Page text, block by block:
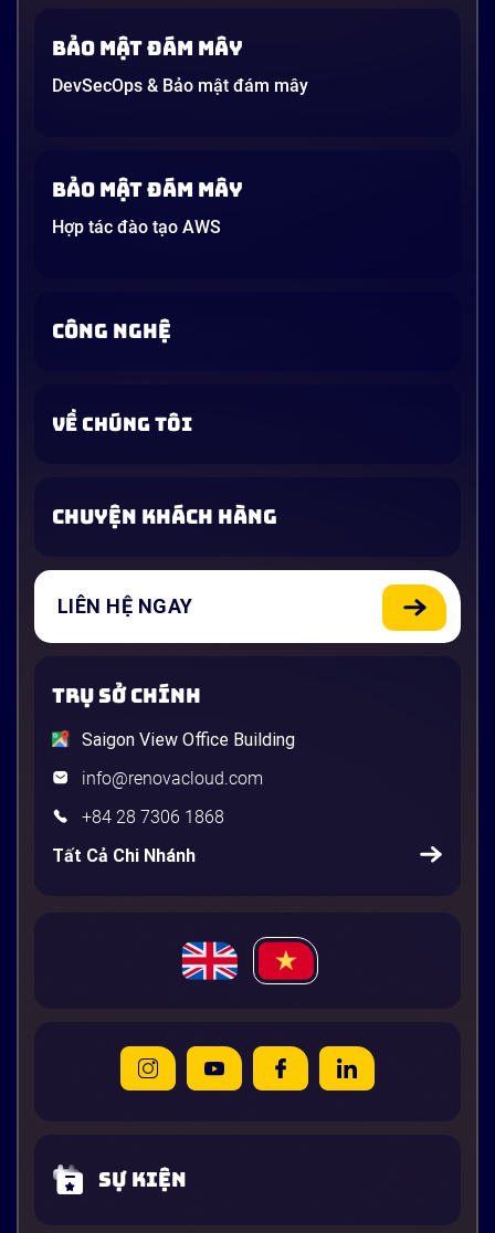
Bảo mật đám mây
DevSecOps & Bảo mật đám mây
Bảo mật đám mây
Hợp tác đào tạo AWS
CÔNG NGHỆ
VỀ CHÚNG TÔI
CHUYỆN KHÁCH HÀNG
LIÊN HỆ NGAY
TRỤ SỞ CHÍNH
Saigon View Office Building
info@renovacloud.com
+84 28 7306 1868
Tất Cả Chi Nhánh
Sự kiện